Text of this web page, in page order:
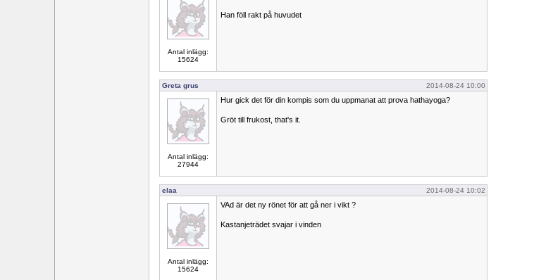
Antal inlägg:
15624
Han föll rakt på huvudet
Greta grus 2014-08-24 10:00
Antal inlägg:
27944
Hur gick det för din kompis som du uppmanat att prova hathayoga?
Gröt till frukost, that's it.
elaa 2014-08-24 10:02
Antal inlägg:
15624
VAd är det ny rönet för att gå ner i vikt ?
Kastanjeträdet svajar i vinden